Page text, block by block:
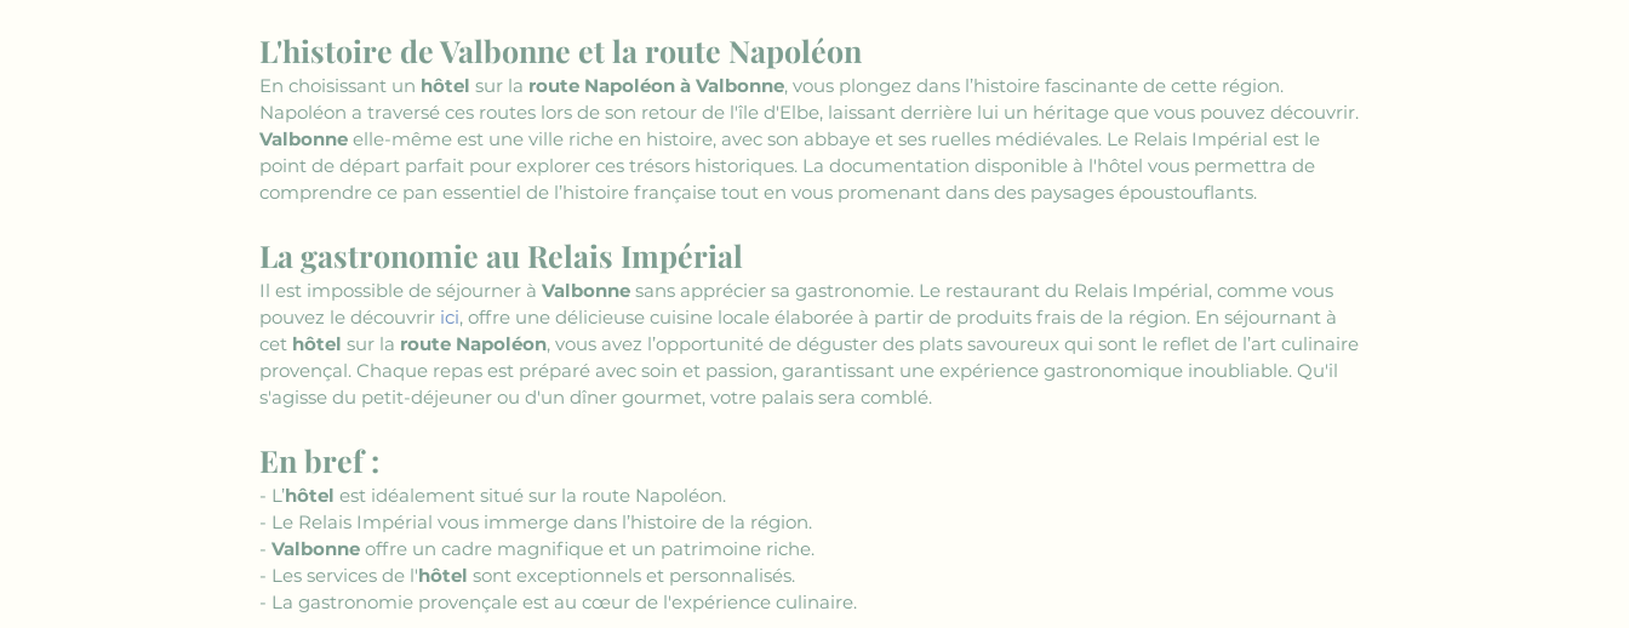
L'histoire de Valbonne et la route Napoléon
En choisissant un hôtel sur la route Napoléon à Valbonne, vous plongez dans l’histoire fascinante de cette région.
Napoléon a traversé ces routes lors de son retour de l'île d'Elbe, laissant derrière lui un héritage que vous pouvez découvrir.
Valbonne elle-même est une ville riche en histoire, avec son abbaye et ses ruelles médiévales. Le Relais Impérial est le
point de départ parfait pour explorer ces trésors historiques. La documentation disponible à l'hôtel vous permettra de
comprendre ce pan essentiel de l’histoire française tout en vous promenant dans des paysages époustouflants.
La gastronomie au Relais Impérial
Il est impossible de séjourner à Valbonne sans apprécier sa gastronomie. Le restaurant du Relais Impérial, comme vous
pouvez le découvrir ici, offre une délicieuse cuisine locale élaborée à partir de produits frais de la région. En séjournant à
cet hôtel sur la route Napoléon, vous avez l’opportunité de déguster des plats savoureux qui sont le reflet de l’art culinaire
provençal. Chaque repas est préparé avec soin et passion, garantissant une expérience gastronomique inoubliable. Qu'il
s'agisse du petit-déjeuner ou d'un dîner gourmet, votre palais sera comblé.
En bref :
- L’hôtel est idéalement situé sur la route Napoléon.
- Le Relais Impérial vous immerge dans l’histoire de la région.
- Valbonne offre un cadre magnifique et un patrimoine riche.
- Les services de l'hôtel sont exceptionnels et personnalisés.
- La gastronomie provençale est au cœur de l'expérience culinaire.